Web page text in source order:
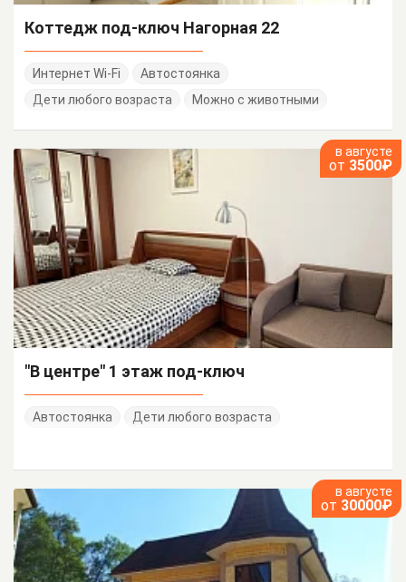
Коттедж под-ключ Нагорная 22
Интернет Wi-Fi
Автостоянка
Дети любого возраста
Можно с животными
в августе
от 3500₽
"В центре" 1 этаж под-ключ
Автостоянка Дети любого возраста
в августе
от 30000₽